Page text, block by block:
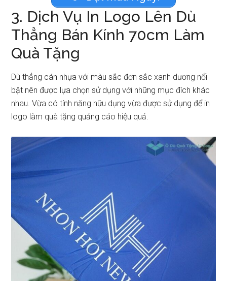
3. Dịch Vụ In Logo Lên Dù
Thẳng Bán Kính 70cm Làm
Quà Tặng
Dù thẳng cán nhựa với màu sắc đơn sắc xanh dương nổi
bật nên được lựa chọn sử dụng với những mục đích khác
nhau. Vừa có tính năng hữu dụng vừa được sử dụng để in
logo làm quà tặng quảng cáo hiệu quả.